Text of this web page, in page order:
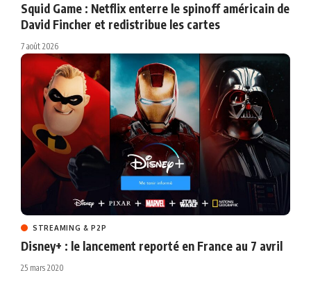
Squid Game : Netflix enterre le spinoff américain de
David Fincher et redistribue les cartes
7 août 2026
STREAMING & P2P
Disney+ : le lancement reporté en France au 7 avril
25 mars 2020